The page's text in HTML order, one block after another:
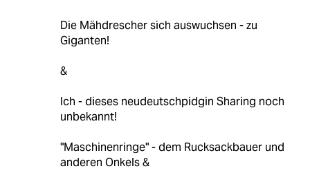
Die Mähdrescher sich auswuchsen - zu
Giganten!
&
Ich - dieses neudeutschpidgin Sharing noch
unbekannt!
"Maschinenringe" - dem Rucksackbauer und
anderen Onkels &